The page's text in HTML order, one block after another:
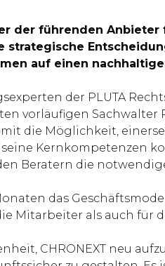
der führenden
auf einen
der PLUTA
vorläufigen Sachwalter
die Möglichkeit,
Kernkompetenzen
Beratern die
das
Mitarbeiter als auch für
CHRONEXT neu